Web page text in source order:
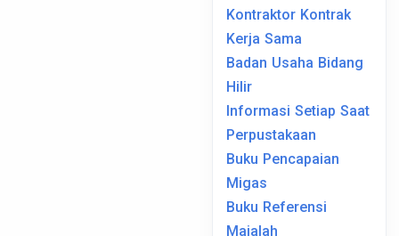
Kontraktor Kontrak
Kerja Sama
Badan Usaha Bidang
Hilir
Informasi Setiap Saat
Perpustakaan
Buku Pencapaian
Migas
Buku Referensi
Majalah